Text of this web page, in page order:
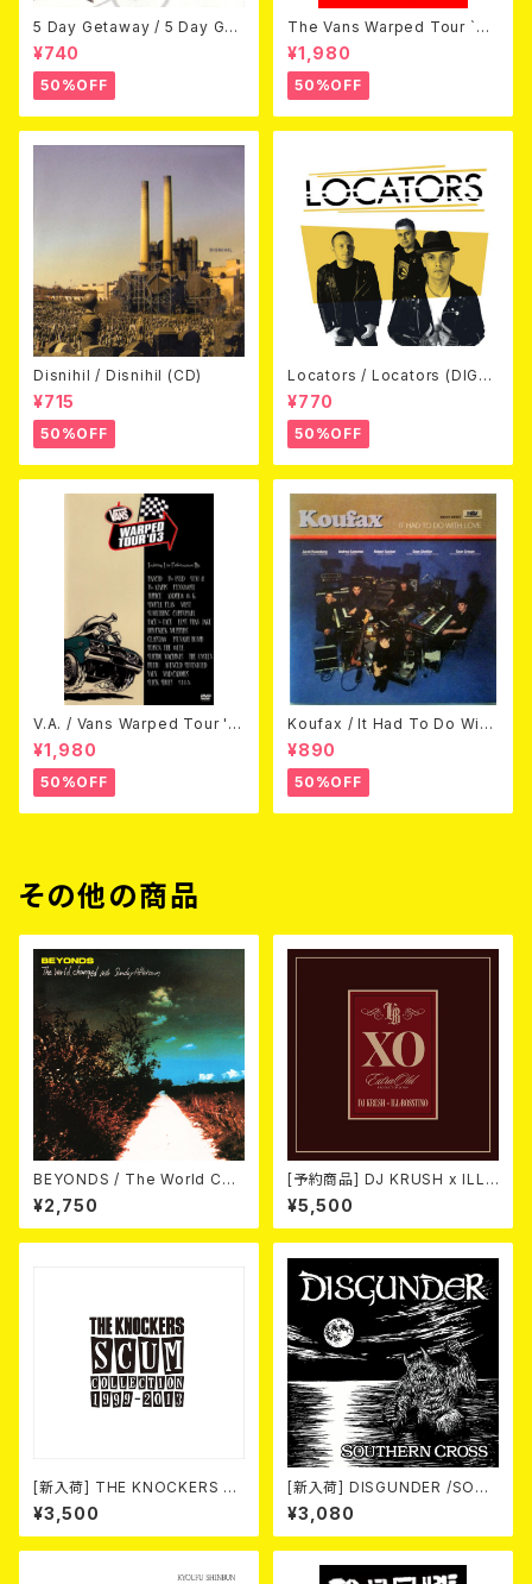
5 Day Getaway / 5 Day Get
away (CDEP)
¥740
50%OFF
The Vans Warped Tour `04
Beyond Warped (国内盤DV
D)
¥1,980
50%OFF
Disnihil / Disnihil (CD)
¥715
50%OFF
Locators / Locators (DIGPA
CK CD)
¥770
50%OFF
V.A. / Vans Warped Tour '0
3 (DVD)
¥1,980
50%OFF
Koufax / It Had To Do With
Love (CD)
¥890
50%OFF
その他の商品
BEYONDS / The World Cha
nged Into Sunday Afternoo
n 10"＋CD＋DVD
¥2,750
[予約商品] DJ KRUSH x ILL-
BOSSTINO / XO (2CD)(限定
盤) 2026年08月05日発売！
¥5,500
[新入荷] THE KNOCKERS 『S
CUM COLLECTION 1999
～2013』(2xCD)
¥3,500
[新入荷] DISGUNDER /SOUT
HERN CROSS (CD)
¥3,080